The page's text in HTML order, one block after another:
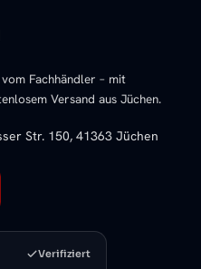
Fachhändler – mit
Versand aus Jüchen.
Str. 150, 41363 Jüchen
Verifiziert